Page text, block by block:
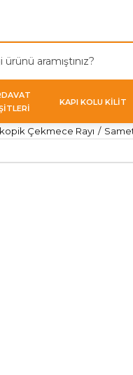
KAPI KOLU KİLİT
Çekmece Rayı